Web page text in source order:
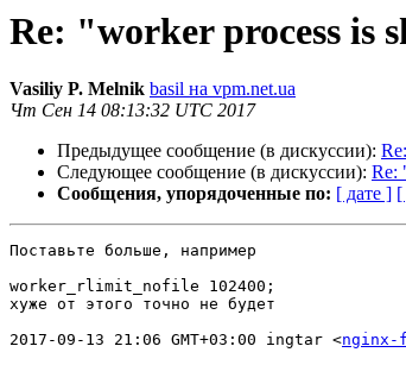
Re: "worker process is
Vasiliy P. Melnik basil на vpm.net.ua
Чт Сен 14 08:13:32 UTC 2017
Предыдущее сообщение (в дискуссии):
Следующее сообщение (в дискуссии): Re:
Сообщения, упорядоченные по: [ дате ] [
Поставьте больше, например
worker_rlimit_nofile 102400;
хуже от этого точно не будет
2017-09-13 21:06 GMT+03:00 ingtar <nginx-